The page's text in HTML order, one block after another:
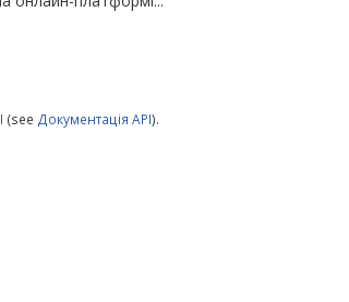
(see Документація API).